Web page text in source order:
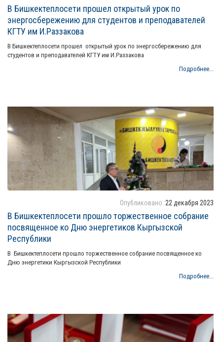
В Бишкектеплосети прошел открытый урок по
энергосбережению для студентов и преподавателей
КГТУ им И.Раззакова
В Бишкектеплосети прошел открытый урок по энергосбережению для
студентов и преподавателей КГТУ им И.Раззакова
Подробнее...
Опубликовано: 22 декабря 2023
В Бишкектеплосети прошло торжественное собрание
посвященное ко Дню энергетиков Кыргызской
Республики
В Бишкектеплосети прошло торжественное собрание посвященное ко
Дню энергетики Кыргызской Республики
Подробнее...